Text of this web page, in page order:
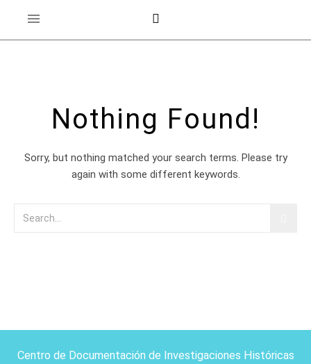
Nothing Found!
Sorry, but nothing matched your search terms. Please try
again with some different keywords.
Centro de Documentación de Investigaciones Históricas